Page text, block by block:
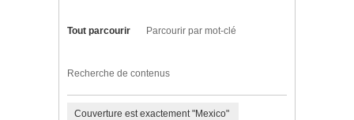
Tout parcourir Parcourir par mot-clé
Recherche de contenus
Couverture est exactement "Mexico"